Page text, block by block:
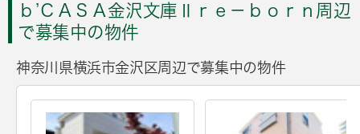
ｂ’ＣＡＳＡ金沢文庫Ⅱｒｅ－ｂｏｒｎ周辺
で募集中の物件
神奈川県横浜市金沢区周辺で募集中の物件